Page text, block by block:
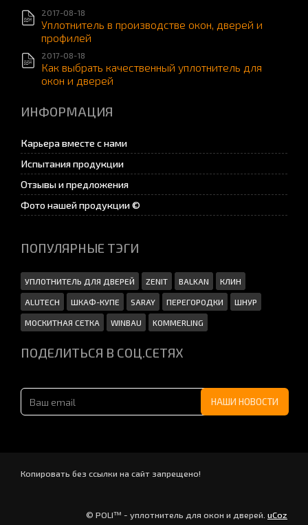
2017-08-18
Уплотнитель в производстве окон, дверей и
профилей
2017-08-18
Как выбрать качественный уплотнитель для
окон и дверей
ИНФОРМАЦИЯ
Карьера вместе с нами
Испытания продукции
Отзывы и предложения
Фото нашей продукции ©
ПОПУЛЯРНЫЕ ТЭГИ
УПЛОТНИТЕЛЬ ДЛЯ ДВЕРЕЙ ZENIT BALKAN КЛИН
ALUTECH ШКАФ-КУПЕ SARAY ПЕРЕГОРОДКИ ШНУР
МОСКИТНАЯ СЕТКА WINBAU KOMMERLING
ПОДЕЛИТЬСЯ В СОЦ.СЕТЯХ
Копировать без ссылки на сайт запрещено!
© POLI™ - уплотнитель для окон и дверей uCoz